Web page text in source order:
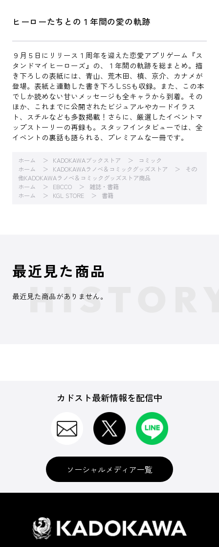
ヒーローたちとの１年間の愛の軌跡
９月５日にリリース１周年を迎えた恋愛アプリゲーム『ス
タンドマイヒーローズ』の、１年間の軌跡を総まとめ。描
き下ろしの表紙には、青山、荒木田、槙、京介、カナメが
登場。表紙と連動した書き下ろしSSも収録。また、この本
でしか読めない甘いメッセージも全キャラから到着。その
ほか、これまでに公開されたビジュアルやカードイラス
ト、スチルなども多数掲載！さらに、厳選したイベントマ
ップストーリーの再録も。スタッフインタビューでは、全
イベントの裏話も語られる、プレミアムな一冊です。
ホーム KADOKAWAブックストア
コミック
ホーム
KADOKAWAラノベ＆コミックグッズストア
その
他KADOKAWAラノベ＆コミックグッズストア商品
ホーム
EBCCO
雑誌・書籍
ホーム
KGL STORE 書籍
最近見た商品
最近見た商品がありません。
カドスト最新情報を配信中
ソーシャルメディア一覧